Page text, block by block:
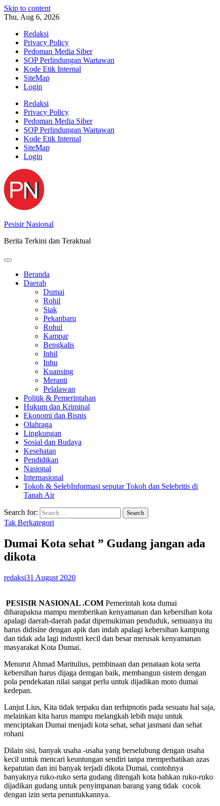
Skip to content
Thu, Aug 6, 2026
Redaksi
Privacy Policy
Pedoman Media Siber
SOP Perlindungan Wartawan
Kode Etik Internal
SiteMap
Login
Redaksi
Privacy Policy
Pedoman Media Siber
SOP Perlindungan Wartawan
Kode Etik Internal
SiteMap
Login
Pesisir Nasional
Berita Terkini dan Teraktual
Beranda
Daerah
Dumai
Rohil
Siak
Pekanbaru
Rohul
Kampar
Bengkalis
Inhil
Inhu
Kuansing
Meranti
Pelalawan
Politik & Pemerintahan
Hukum dan Kriminal
Ekonomi dan Bisnis
Olahraga
Lingkungan
Sosial dan Budaya
Kesehatan
Pendidikan
Nasional
Internasional
Tokoh & SelebInformasi seputar Tokoh dan Selebritis di
Tanah Air
Search for:
Tak Berkategori
Dumai Kota sehat ” Gudang jangan ada
dikota
redaksi31 August 2020
PESISIR NASIONAL .COM Pemerintah kota dumai
diharapakna mampu memberikan kenyamanan dan kebersihan kota
apalagi daerah-daerah padat dipemukiman penduduk, semuanya itu
harus didisine dengan apik dan indah apalagi kebersihan kampung
dan tidak ada lagi industri kecil dan besar merusak kenyamanan
masyarakat Kota Dumai.
Menurut Ahmad Maritulius, pembinaan dan penataan kota serta
kebersihan harus dijaga demgan baik, membangun sistem dengan
pola pendekatan nilai sangat perlu untuk dijadikan moto dumai
kedepan.
Lanjut Lius, Kita tidak terpaku dan terhipnotis pada sesuatu hal saja,
melainkan kita harus mampu melangkah lebih maju untuk
menciptakan Dumai menjadi kota sehat, sehat jasmani dan sehat
rohani
Dilain sisi, banyak usaha -usaha yang berselubung dengan usaha
kecil untuk mencari keuntungan sendiri tanpa memperhatikan azas
kepatutan dan ini banyak terjadi dikota Dumai, contohnya
banyaknya ruko-ruko serta gudang ditengah kota bahkan ruko-ruko
dijadikan gudang untuk penyimpanan barang yang tidak cocok
dengan izin serta peruntukkannya.